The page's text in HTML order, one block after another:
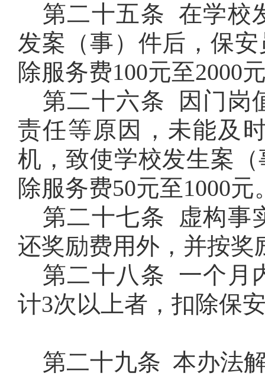
第二十五条 在学校
发案（事）件后，保
除服务费100元至2000
第二十六条 因门岗
责任等原因，未能及
机，致使学校发生案
除服务费50元至1000元
第二十七条 虚构事
还奖励费用外，并按奖
第二十八条 一个月
计3次以上者，扣除保
第二十九条 本办法